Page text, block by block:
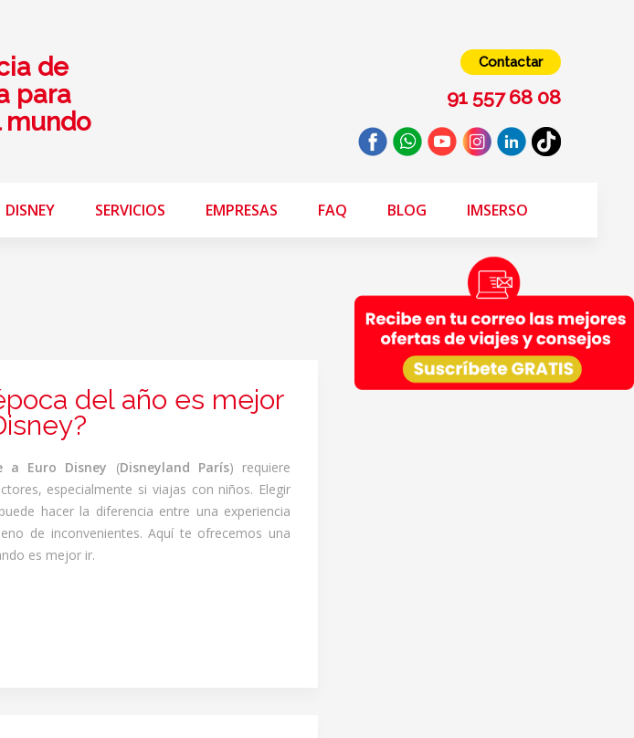
de
para
mundo
Contactar
91 557 68 08
DISNEY SERVICIOS EMPRESAS FAQ BLOG IMSERSO
del año es mejor
a Euro Disney (Disneyland París) requiere
especialmente si viajas con niños. Elegir
hacer la diferencia entre una experiencia
de inconvenientes. Aquí te ofrecemos una
es mejor ir.